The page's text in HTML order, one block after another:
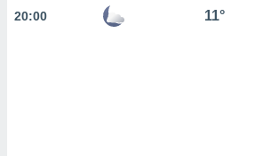
y
20:00 11°